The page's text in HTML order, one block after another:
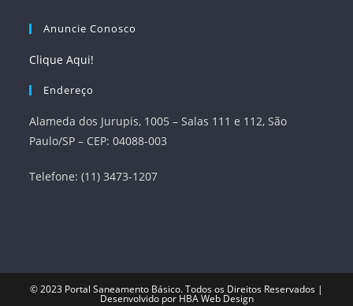
Anuncie Conosco
Clique Aqui!
Endereço
Alameda dos Jurupis, 1005 – Salas 111 e 112, São
Paulo/SP – CEP: 04088-003
Telefone: (11) 3473-1207
© 2023 Portal Saneamento Básico. Todos os Direitos Reservados |
Desenvolvido por HBA Web Design